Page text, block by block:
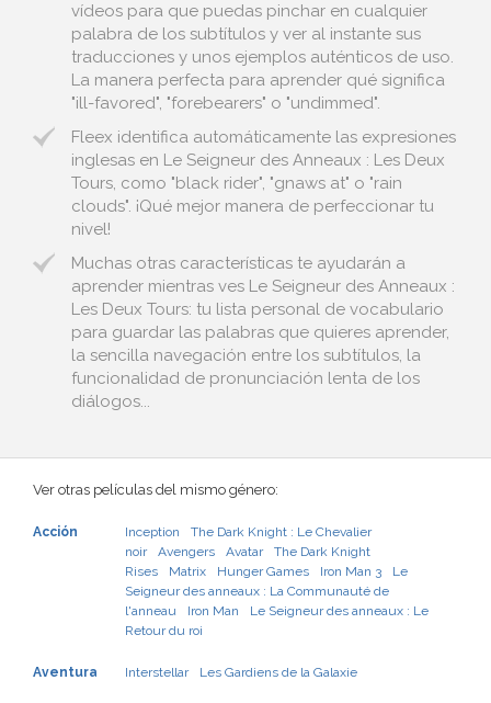
vídeos para que puedas pinchar en cualquier
palabra de los subtítulos y ver al instante sus
traducciones y unos ejemplos auténticos de uso.
La manera perfecta para aprender qué significa
"ill-favored", "forebearers" o "undimmed".
Fleex identifica automáticamente las expresiones
inglesas en Le Seigneur des Anneaux : Les Deux
Tours, como "black rider", "gnaws at" o "rain
clouds". ¡Qué mejor manera de perfeccionar tu
nivel!
Muchas otras características te ayudarán a
aprender mientras ves Le Seigneur des Anneaux :
Les Deux Tours: tu lista personal de vocabulario
para guardar las palabras que quieres aprender,
la sencilla navegación entre los subtítulos, la
funcionalidad de pronunciación lenta de los
diálogos...
Ver otras películas del mismo género:
Acción Inception
The Dark Knight : Le Chevalier
noir
Avengers Avatar
The Dark Knight
Rises
Matrix Hunger Games Iron Man 3
Le
Seigneur des anneaux : La Communauté de
l'anneau
Iron Man
Le Seigneur des anneaux : Le
Retour du roi
Aventura Interstellar Les Gardiens de la Galaxie